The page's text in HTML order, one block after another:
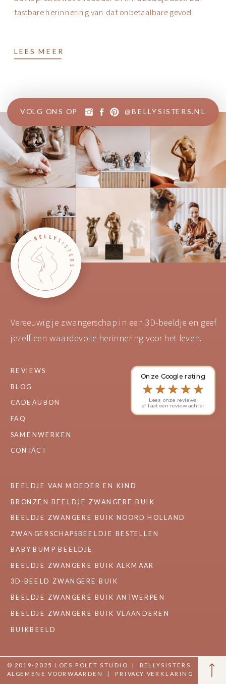
LEES MEER
tastbare herinnering van dat onbetaalbare gevoel.
BUIKBEELD
BEELDJE ZWANGERE BUIK VLAANDEREN
BEELDJE ZWANGERE BUIK ANTWERPEN
3D-BEELD ZWANGERE BUIK
BEELDJE ZWANGERE BUIK ALKMAAR
BABY BUMP BEELDJE
ZWANGERSCHAPSBEELDJE BESTELLEN
BEELDJE ZWANGERE BUIK NOORD HOLLAND
BRONZEN BEELDJE ZWANGERE BUIK
BEELDJE VAN MOEDER EN KIND
CONTACT
SAMENWERKEN
FAQ
CADEAUBON
BLOG
REVIEWS
Vereeuwig je zwangerschap in een 3D-beeldje en geef
jezelf een waardevolle herinnering voor het leven.
Lees onze reviews
of laat een review achter
Onze Google rating
VOLG ONS OP @BELLYSISTERS.NL
© 2019-2025 LOES POLET STUDIO
BELLYSISTERS
ALGEMENE VOORWAARDEN
PRIVACY VERKLARING